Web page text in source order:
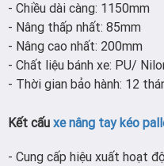
- Chiều dài càng: 1150mm
- Nâng thấp nhất: 85mm
- Nâng cao nhất: 200mm
- Chất liệu bánh xe: PU/
- Thời gian bảo hành: 12
Kết cấu xe nâng tay kéo
- Cung cấp hiệu xuất hoạt